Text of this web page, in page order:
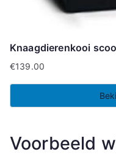
Knaagdierenkooi
€139.00
Voorbeeld